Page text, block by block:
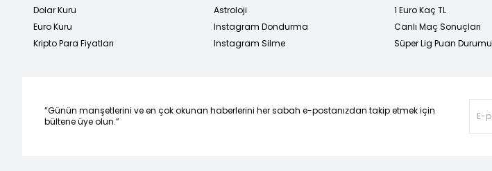
Dolar Kuru
Euro Kuru
Kripto Para Fiyatları
Astroloji
Instagram Dondurma
Instagram Silme
1 Euro Kaç TL
Canlı Maç Sonuçları
Süper Lig Puan Durumu
“Günün manşetlerini ve en çok okunan haberlerini her sabah e-postanızdan takip etmek için
bültene üye olun.”